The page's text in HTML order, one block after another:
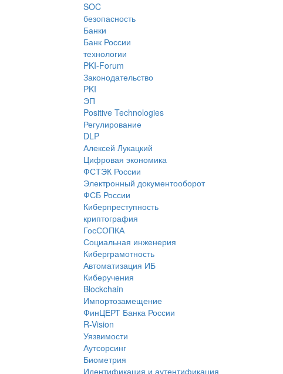
SOC
безопасность
Банки
Банк России
технологии
PKI-Forum
Законодательство
PKI
ЭП
Positive Technologies
Регулирование
DLP
Алексей Лукацкий
Цифровая экономика
ФСТЭК России
Электронный документооборот
ФСБ России
Киберпреступность
криптография
ГосСОПКА
Социальная инженерия
Киберграмотность
Автоматизация ИБ
Киберучения
Blockchain
Импортозамещение
ФинЦЕРТ Банка России
R-Vision
Уязвимости
Аутсорсинг
Биометрия
Идентификация и аутентификация